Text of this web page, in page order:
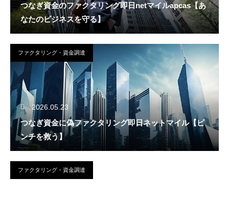
つなぎ資金のファクタリング即日netマイルapcas【あ
なたのビジネスを守る】
ファクタリング・資金調達
2026.05.23
つなぎ資金に偽ファクタリング即日ネットマイル【ピ
ンチを救う】
ファクタリング・資金調達